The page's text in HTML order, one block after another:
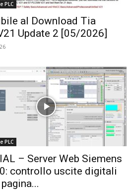
PLC
al Download Tia
Update 2 [05/2026]
PLC
– Server Web Siemens
controllo uscite digitali